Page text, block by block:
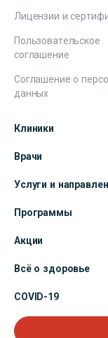
Лицензии и
Пользовательское
соглашение
Соглашение о
данных
Клиники
Врачи
Услуги и
Программы
Акции
Всё о здоровье
COVID-19